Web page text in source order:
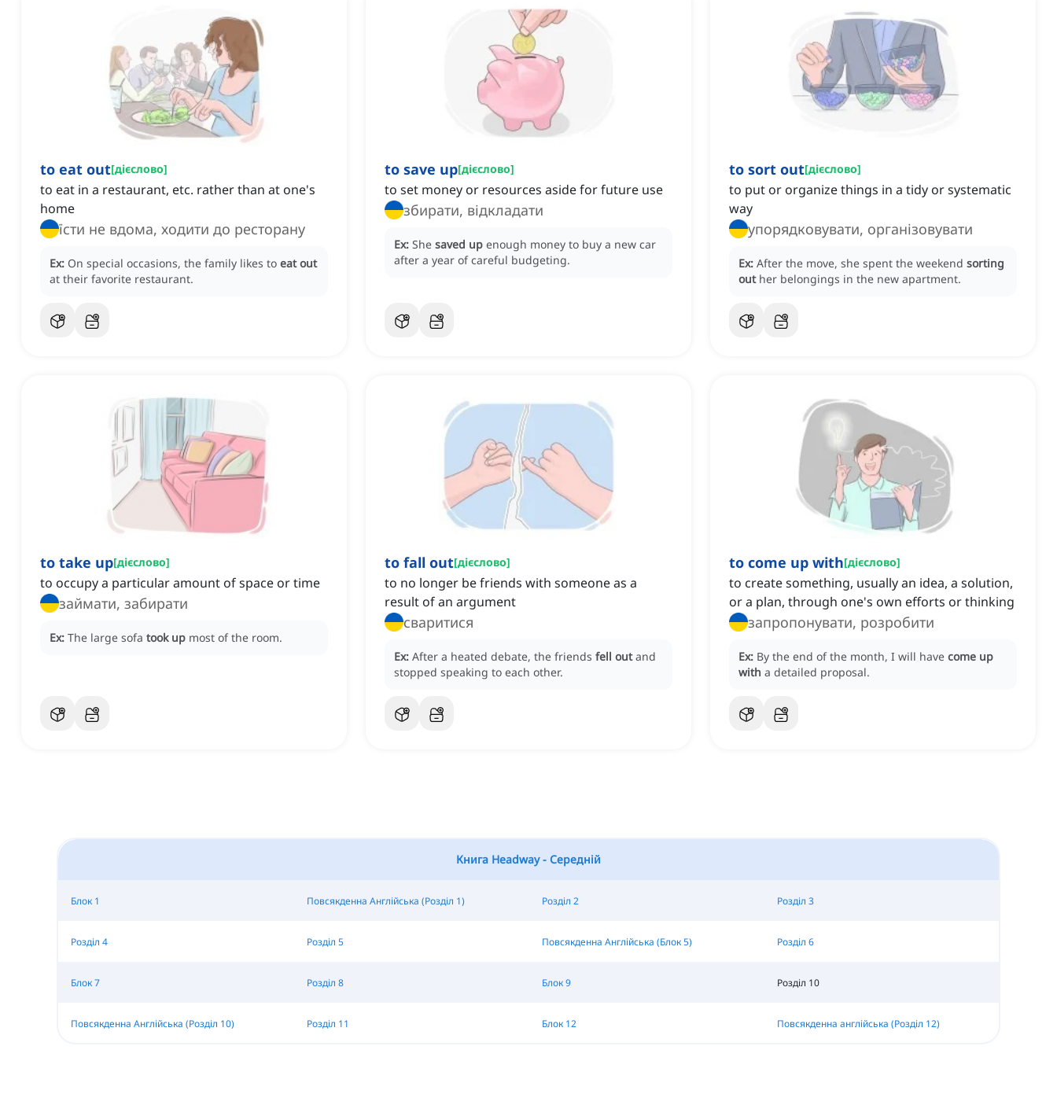
to eat out[дієслово]
to eat in a restaurant, etc. rather than at one's
home
їсти не вдома, ходити до ресторану
Ex: On special occasions, the family likes to eat out
at their favorite restaurant.
to save up[дієслово]
to set money or resources aside for future use
збирати, відкладати
Ex: She saved up enough money to buy a new car
after a year of careful budgeting.
to sort out[дієслово]
to put or organize things in a tidy or systematic
way
упорядковувати, організовувати
Ex: After the move, she spent the weekend sorting
out her belongings in the new apartment.
to take up[дієслово]
to occupy a particular amount of space or time
займати, забирати
Ex: The large sofa took up most of the room.
to fall out[дієслово]
to no longer be friends with someone as a
result of an argument
сваритися
Ex: After a heated debate, the friends fell out and
stopped speaking to each other.
to come up with[дієслово]
to create something, usually an idea, a solution,
or a plan, through one's own efforts or thinking
запропонувати, розробити
Ex: By the end of the month, I will have come up
with a detailed proposal.
Книга Headway - Середній
Блок 1 Повсякденна Англійська (Розділ 1) Розділ 2 Розділ 3
Розділ 4 Розділ 5 Повсякденна Англійська (Блок 5) Розділ 6
Блок 7 Розділ 8 Блок 9 Розділ 10
Повсякденна Англійська (Розділ 10) Розділ 11 Блок 12 Повсякденна англійська (Розділ 12)